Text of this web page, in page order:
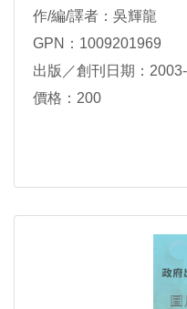
作/編/譯者：吳輝龍
GPN：1009201969
出版／創刊日期：
價格：200